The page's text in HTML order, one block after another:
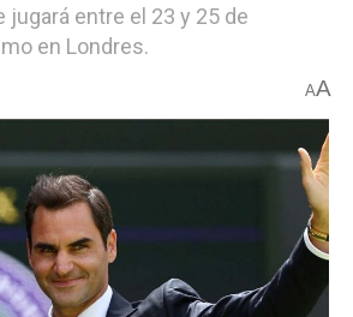
jugará entre el 23 y 25 de
en Londres.
AA